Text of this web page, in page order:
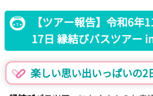
【ツアー報告】令和6年
17日 縁結びバスツアー
楽しい思い出いっぱいの2